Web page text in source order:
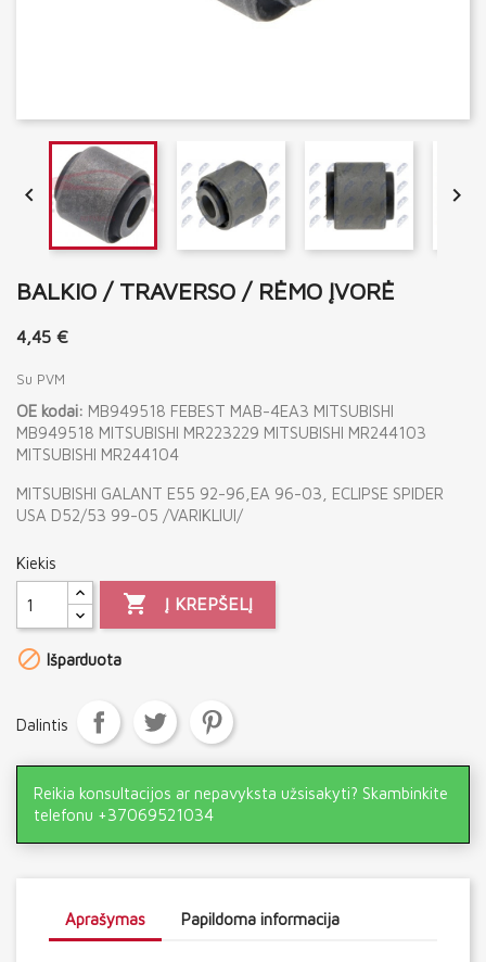
 
BALKIO / TRAVERSO / RĖMO ĮVORĖ
4,45 €
Su PVM
OE kodai: MB949518 FEBEST MAB-4EA3 MITSUBISHI
MB949518 MITSUBISHI MR223229 MITSUBISHI MR244103
MITSUBISHI MR244104
MITSUBISHI GALANT E55 92-96,EA 96-03, ECLIPSE SPIDER
USA D52/53 99-05 /VARIKLIUI/
Kiekis
 Į KREPŠELĮ
 Išparduota
Dalintis
Reikia konsultacijos ar nepavyksta užsisakyti? Skambinkite
telefonu +37069521034
Aprašymas Papildoma informacija